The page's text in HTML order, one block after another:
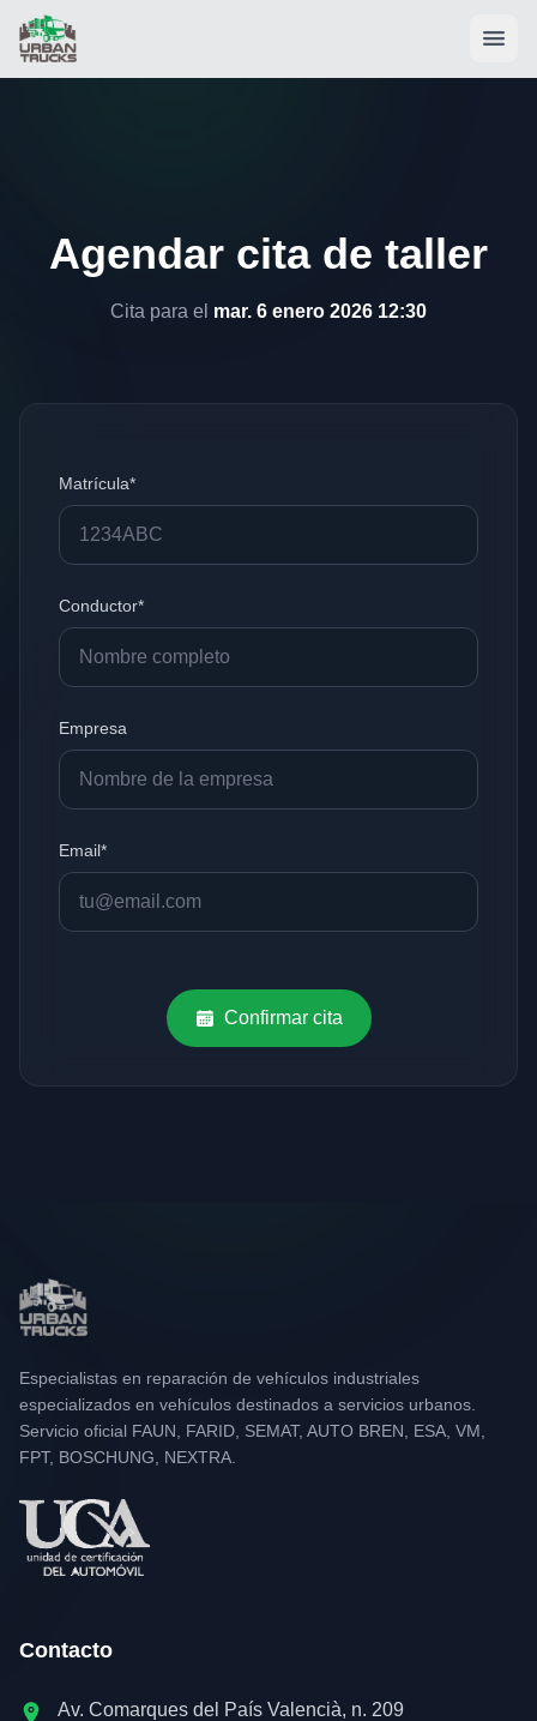
Agendar cita de taller
Cita para el mar. 6 enero 2026 12:30
Matrícula*
Conductor*
Empresa
Email*
Confirmar cita
Especialistas en reparación de vehículos industriales
especializados en vehículos destinados a servicios urbanos.
Servicio oficial FAUN, FARID, SEMAT, AUTO BREN, ESA, VM,
FPT, BOSCHUNG, NEXTRA.
Contacto
Av. Comarques del País Valencià, n. 209